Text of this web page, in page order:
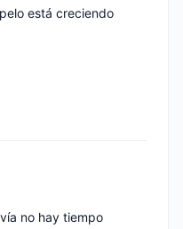
está creciendo
no hay tiempo